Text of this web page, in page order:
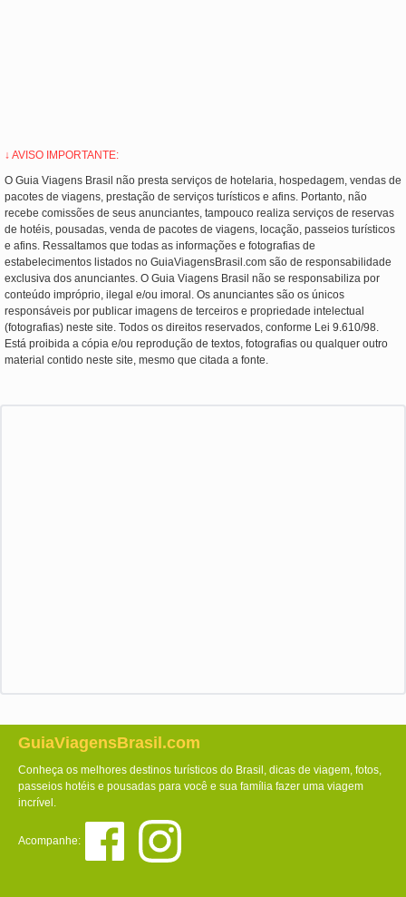
↓ AVISO IMPORTANTE:
O Guia Viagens Brasil não presta serviços de hotelaria, hospedagem, vendas de
pacotes de viagens, prestação de serviços turísticos e afins. Portanto, não
recebe comissões de seus anunciantes, tampouco realiza serviços de reservas
de hotéis, pousadas, venda de pacotes de viagens, locação, passeios turísticos
e afins. Ressaltamos que todas as informações e fotografias de
estabelecimentos listados no GuiaViagensBrasil.com são de responsabilidade
exclusiva dos anunciantes. O Guia Viagens Brasil não se responsabiliza por
conteúdo impróprio, ilegal e/ou imoral. Os anunciantes são os únicos
responsáveis por publicar imagens de terceiros e propriedade intelectual
(fotografias) neste site. Todos os direitos reservados, conforme Lei 9.610/98.
Está proibida a cópia e/ou reprodução de textos, fotografias ou qualquer outro
material contido neste site, mesmo que citada a fonte.
GuiaViagensBrasil.com
Conheça os melhores destinos turísticos do Brasil, dicas de viagem, fotos,
passeios hotéis e pousadas para você e sua família fazer uma viagem
incrível.
Acompanhe: